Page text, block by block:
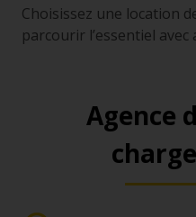
Choisissez une location
parcourir l’essentiel avec
Agence